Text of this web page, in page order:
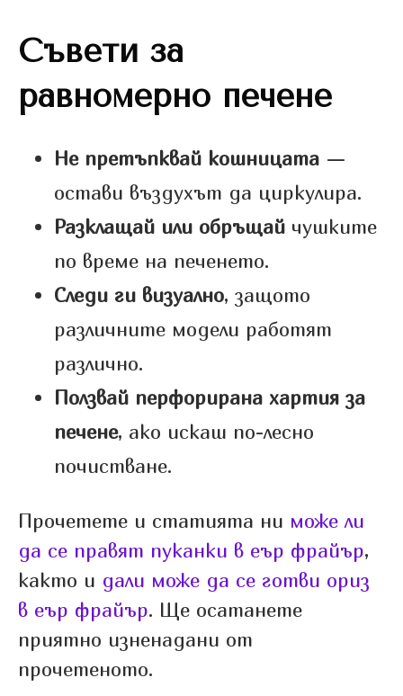
Съвети за
равномерно печене
Не претъпквай кошницата —
остави въздухът да циркулира.
Разклащай или обръщай чушките
по време на печенето.
Следи ги визуално, защото
различните модели работят
различно.
Ползвай перфорирана хартия за
печене, ако искаш по-лесно
почистване.
Прочетете и статията ни може ли
да се правят пуканки в еър фрайър,
както и дали може да се готви ориз
в еър фрайър. Ще осатанете
приятно изненадани от
прочетеното.